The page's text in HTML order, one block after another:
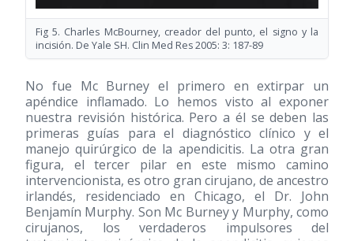
Fig 5. Charles McBourney, creador del punto, el signo y la
incisión. De Yale SH. Clin Med Res 2005: 3: 187-89
No fue Mc Burney el primero en extirpar un
apéndice inflamado. Lo hemos visto al exponer
nuestra revisión histórica. Pero a él se deben las
primeras guías para el diagnóstico clínico y el
manejo quirúrgico de la apendicitis. La otra gran
figura, el tercer pilar en este mismo camino
intervencionista, es otro gran cirujano, de ancestro
irlandés, residenciado en Chicago, el Dr. John
Benjamín Murphy. Son Mc Burney y Murphy, como
cirujanos, los verdaderos impulsores del